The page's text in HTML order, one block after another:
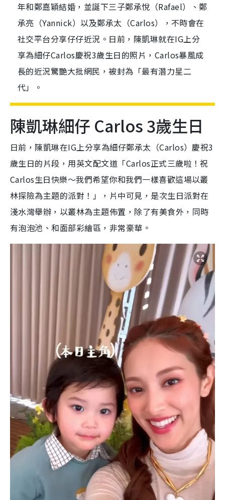
年和鄭嘉穎結婚，並誕下三子鄭承悅（Rafael）、鄭
承亮（Yannick）以及鄭承太（Carlos），不時會在
社交平台分享仔仔近況。日前，陳凱琳就在IG上分
享為細仔Carlos慶祝3歲生日的照片，Carlos暴風成
長的近況驚艷大批網民，被封為「最有潛力星二
代」。
陳凱琳細仔 Carlos 3歲生日
日前，陳凱琳在IG上分享為細仔鄭承太（Carlos）慶祝3
歲生日的片段，用英文配文道「Carlos正式三歲啦！祝
Carlos生日快樂～我們希望你和我們一樣喜歡這場以叢
林探險為主題的派對！」，片中可見，是次生日派對在
淺水灣舉辦，以叢林為主題佈置，除了有美食外，同時
有泡泡池、和面部彩繪區，非常豪華。